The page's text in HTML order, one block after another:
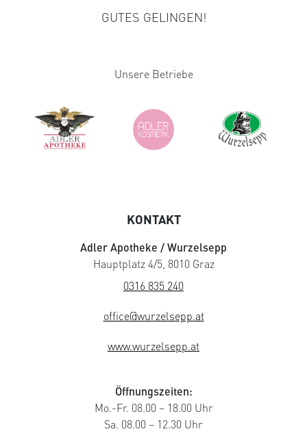
GUTES GELINGEN!
Unsere Betriebe
KONTAKT
Adler Apotheke / Wurzelsepp
Hauptplatz 4/5, 8010 Graz
0316 835 240
office@wurzelsepp.at
www.wurzelsepp.at
Öffnungszeiten:
Mo.-Fr. 08.00 – 18.00 Uhr
Sa. 08.00 – 12.30 Uhr